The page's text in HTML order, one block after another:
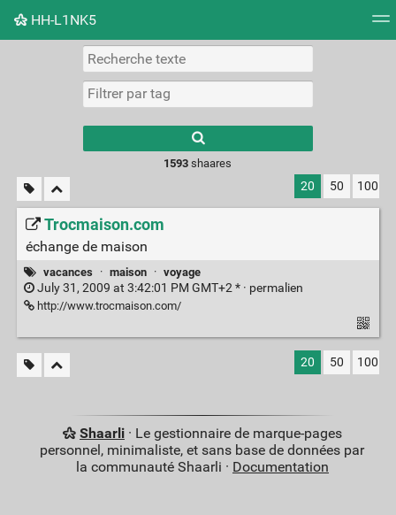
HH-L1NK5
Nuage de tags Mur d'images
results.
1593 shaares
20 50 100
Trocmaison.com
échange de maison
vacances · maison · voyage
July 31, 2009 at 3:42:01 PM GMT+2 * · permalien
http://www.trocmaison.com/
20 50 100
Shaarli· Le gestionnaire de marque-pages
personnel, minimaliste, et sans base de données par
la communauté Shaarli · Documentation